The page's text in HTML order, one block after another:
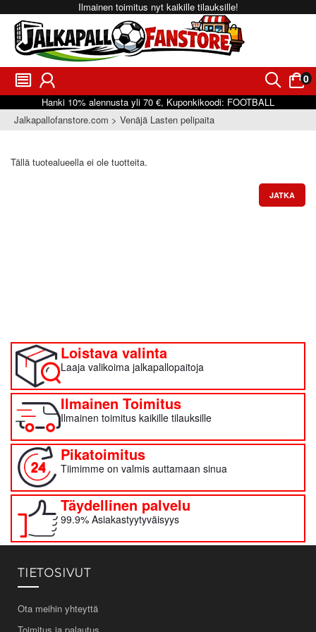
Ilmainen toimitus nyt kaikille tilauksille!
󰂩 󰃳 󰂨 0
󰃠
Hanki 10% alennusta yli 70 €, Kuponkikoodi: FOOTBALL
Jalkapallofanstore.com
Venäjä Lasten pelipaita
Tällä tuotealueella ei ole tuotteita.
JATKA
Loistava valinta
Laaja valikoima jalkapallopaitoja
Ilmainen Toimitus
Ilmainen toimitus kaikille tilauksille
Pikatoimitus
Tiimimme on valmis auttamaan sinua
Täydellinen palvelu
99.9% Asiakastyytyväisyys
TIETOSIVUT
Ota meihin yhteyttä